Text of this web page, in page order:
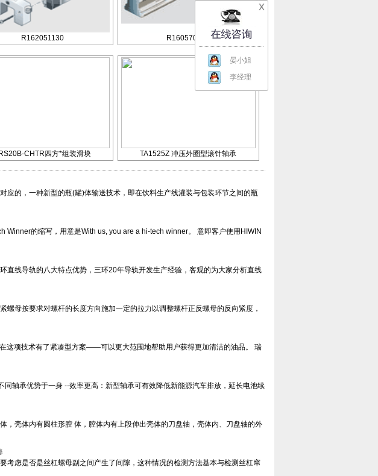
R162051130 R160570931
CHTR四方*组装滑块 TA1525Z 冲压外圈型滚针轴承
应的，一种新型的瓶(罐)体输送技术，即在饮料生产线灌装与包装环节之间的瓶
Winner的缩写，用意是With us, you are a hi-tech winner。 意即客户使用HIWIN
直线导轨的八大特点优势，三环20年导轨开发生产经验，客观的为大家分析直线
螺母按要求对螺杆的长度方向施加一定的拉力以调整螺杆正反螺母的反向紧度，
这项技术有了紧凑型方案——可以更大范围地帮助用户获得更加清洁的油品。 瑞
轴承优势于一身 --效率更高：新型轴承可有效降低新能源汽车排放，延长电池续
，壳体内有圆柱形腔 体，腔体内有上段伸出壳体的刀盘轴，壳体内、刀盘轴的外
考虑是否是丝杠螺母副之间产生了间隙，这种情况的检测方法基本与检测丝杠窜
x
晏小姐
李经理